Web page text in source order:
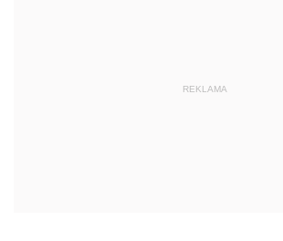
REKLAMA